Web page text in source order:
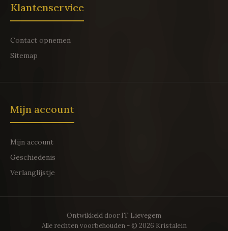
Klantenservice
Contact opnemen
Sitemap
Mijn account
Mijn account
Geschiedenis
Verlanglijstje
Ontwikkeld door IT Lievegem
Alle rechten voorbehouden - © 2026 Kristalein